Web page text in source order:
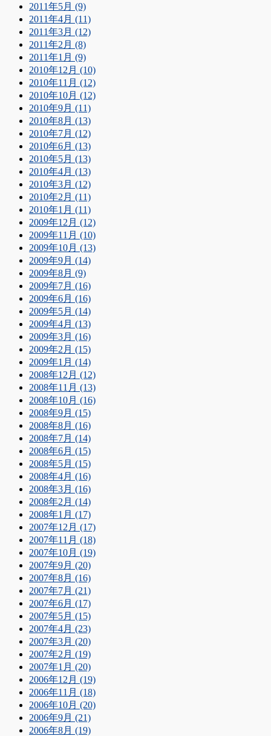
2011年5月 (9)
2011年4月 (11)
2011年3月 (12)
2011年2月 (8)
2011年1月 (9)
2010年12月 (10)
2010年11月 (12)
2010年10月 (12)
2010年9月 (11)
2010年8月 (13)
2010年7月 (12)
2010年6月 (13)
2010年5月 (13)
2010年4月 (13)
2010年3月 (12)
2010年2月 (11)
2010年1月 (11)
2009年12月 (12)
2009年11月 (10)
2009年10月 (13)
2009年9月 (14)
2009年8月 (9)
2009年7月 (16)
2009年6月 (16)
2009年5月 (14)
2009年4月 (13)
2009年3月 (16)
2009年2月 (15)
2009年1月 (14)
2008年12月 (12)
2008年11月 (13)
2008年10月 (16)
2008年9月 (15)
2008年8月 (16)
2008年7月 (14)
2008年6月 (15)
2008年5月 (15)
2008年4月 (16)
2008年3月 (16)
2008年2月 (14)
2008年1月 (17)
2007年12月 (17)
2007年11月 (18)
2007年10月 (19)
2007年9月 (20)
2007年8月 (16)
2007年7月 (21)
2007年6月 (17)
2007年5月 (15)
2007年4月 (23)
2007年3月 (20)
2007年2月 (19)
2007年1月 (20)
2006年12月 (19)
2006年11月 (18)
2006年10月 (20)
2006年9月 (21)
2006年8月 (19)